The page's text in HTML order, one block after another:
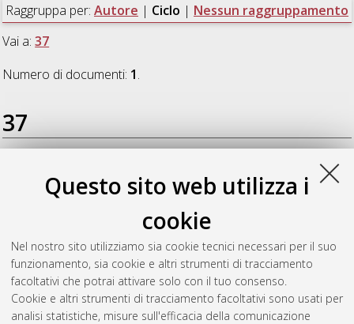
Questo sito web utilizza i
cookie
Nel nostro sito utilizziamo sia cookie tecnici necessari per il suo
funzionamento, sia cookie e altri strumenti di tracciamento
facoltativi che potrai attivare solo con il tuo consenso.
Cookie e altri strumenti di tracciamento facoltativi sono usati per
analisi statistiche, misure sull'efficacia della comunicazione
Raggruppa per: Autore | Ciclo | Nessun raggruppamento
Vai a:37
Numero di documenti: 1.
37
From green to speech: a discursive,
terminological, and multimodal analysis of book ecology at
Écosociété and in Francophone publishing, [Dissertation
thesis], Alma Mater Studiorum Università di Bologna.
Lingue, letterature e culture moderne:
Diversita ed inclusione, 37 Ciclo. DOI
10.48676/unibo/amsdottorato/12324.
Questa lista e' stata generata ilSat Aug 8 20:33:06 2026